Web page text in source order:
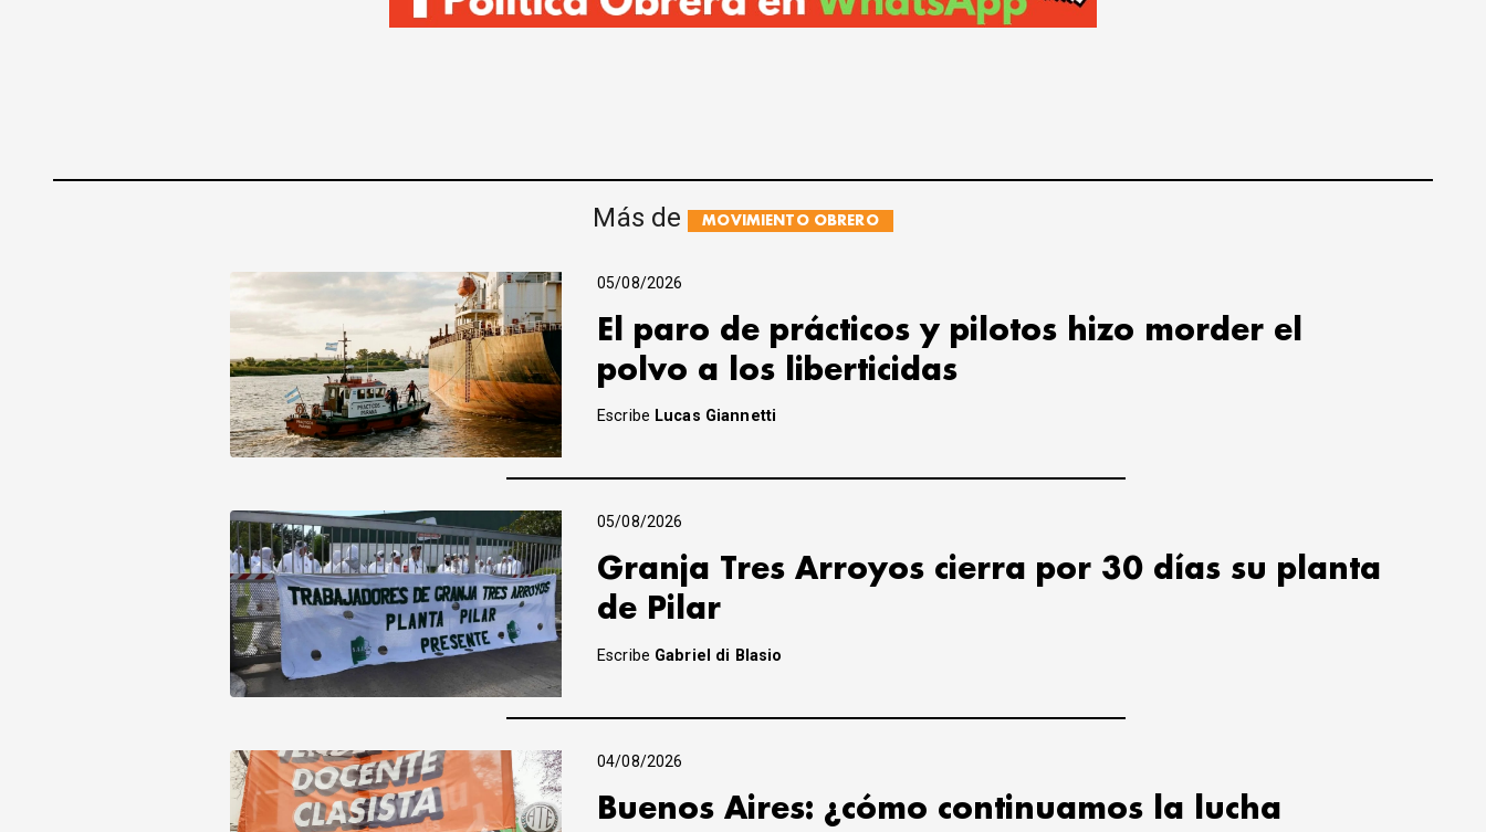
Más de MOVIMIENTO OBRERO
05/08/2026
El paro de prácticos y pilotos hizo morder el
polvo a los liberticidas
Escribe Lucas Giannetti
05/08/2026
Granja Tres Arroyos cierra por 30 días su planta
de Pilar
Escribe Gabriel di Blasio
04/08/2026
Buenos Aires: ¿cómo continuamos la lucha